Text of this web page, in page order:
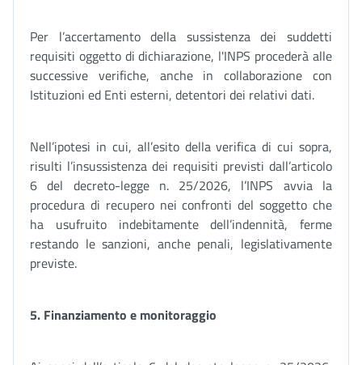
Per l’accertamento della sussistenza dei suddetti
requisiti oggetto di dichiarazione, l'INPS procederà alle
successive verifiche, anche in collaborazione con
Istituzioni ed Enti esterni, detentori dei relativi dati.
Nell’ipotesi in cui, all’esito della verifica di cui sopra,
risulti l’insussistenza dei requisiti previsti dall’articolo
6 del decreto-legge n. 25/2026, l’INPS avvia la
procedura di recupero nei confronti del soggetto che
ha usufruito indebitamente dell’indennità, ferme
restando le sanzioni, anche penali, legislativamente
previste.
5. Finanziamento e monitoraggio